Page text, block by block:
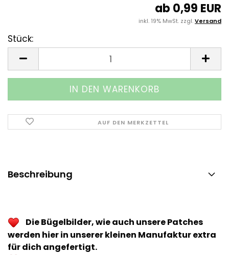
ab 0,99 EUR
inkl. 19% MwSt. zzgl.Versand
Stück:
AUF DEN MERKZETTEL
Beschreibung
Die Bügelbilder, wie auch unsere Patches
werden hier in unserer kleinen Manufaktur extra
für dich angefertigt.